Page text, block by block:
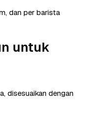
dan per barista
untuk
disesuaikan dengan